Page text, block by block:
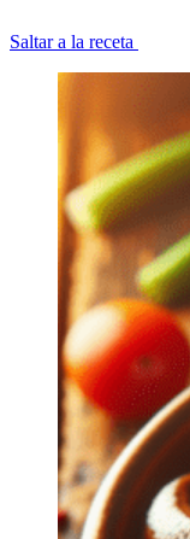
Saltar a la receta